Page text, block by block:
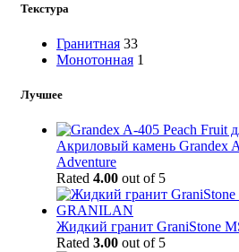
Текстура
Гранитная 33
Монотонная 1
Лучшее
Акриловый камень Grandex
Adventure
Rated 4.00 out of 5
Жидкий гранит GraniStone
Rated 3.00 out of 5